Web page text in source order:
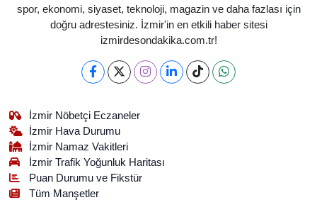
spor, ekonomi, siyaset, teknoloji, magazin ve daha fazlası için
doğru adrestesiniz. İzmir'in en etkili haber sitesi
izmirdesondakika.com.tr!
İzmir Nöbetçi Eczaneler
İzmir Hava Durumu
İzmir Namaz Vakitleri
İzmir Trafik Yoğunluk Haritası
Puan Durumu ve Fikstür
Tüm Manşetler